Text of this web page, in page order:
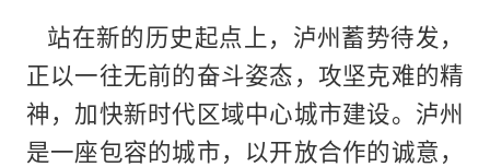
站在新的历史起点上，泸州蓄势待发，
正以一往无前的奋斗姿态，攻坚克难的精
神，加快新时代区域中心城市建设。泸州
是一座包容的城市，以开放合作的诚意，